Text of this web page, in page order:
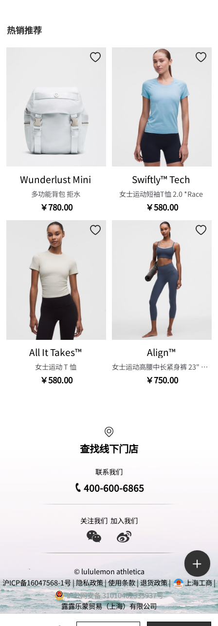
热销推荐
Wunderlust Mini
多功能背包 拒水
￥780.00
Swiftly™ Tech
女士运动短袖T恤 2.0 *Race
￥580.00
All It Takes™
女士运动 T 恤
￥580.00
Align™
女士运动高腰中长紧身裤 23" 芯吸
￥750.00
查找线下门店
联系我们
400-600-6865
关注我们 加入我们
© lululemon athletica
沪ICP备16047568-1号|隐私政策|使用条款|退货政策| 上海工商|
沪公网安备 31010402335937号
露露乐蒙贸易（上海）有限公司